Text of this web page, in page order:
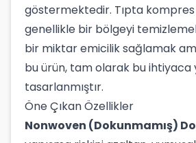
göstermektedir. Tıpta kompres
genellikle bir bölgeyi
bir miktar emicilik sağlamak
bu ürün, tam olarak bu ihtiyaca
tasarlanmıştır.
Öne Çıkan Özellikler
Nonwoven (Dokunmamış)